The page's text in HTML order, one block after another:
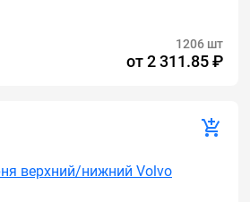
1206 шт
от2 311.85 ₽
верхний/нижний Volvo